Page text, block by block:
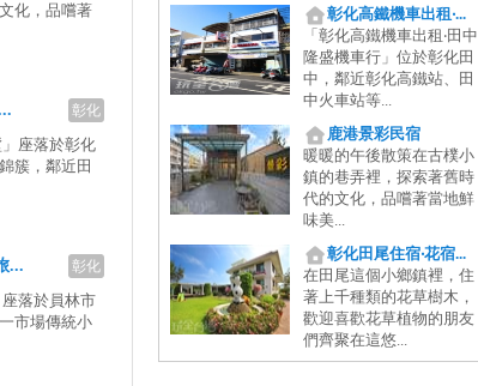
彰化高鐵機車出租‧...
「彰化高鐵機車出租‧田中
隆盛機車行」位於彰化田
中，鄰近彰化高鐵站、田
中火車站等...
鹿港景彩民宿
暖暖的午後散策在古樸小
鎮的巷弄裡，探索著舊時
代的文化，品嚐著當地鮮
味美...
彰化田尾住宿‧花宿...
在田尾這個小鄉鎮裡，住
著上千種類的花草樹木，
歡迎喜歡花草植物的朋友
們齊聚在這悠...
化，品嚐著
彰化
」座落於彰化
簇，鄰近田
彰化
...
落於員林市
市場傳統小